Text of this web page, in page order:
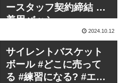
ースタッフ契約締結 #
着用バッシュ
2024.10.12
サイレントバスケット
ボール #どこに売って
る #練習になる? #エゴ